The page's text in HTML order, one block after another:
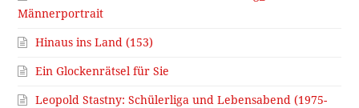
Männerportrait
Hinaus ins Land (153)
Ein Glockenrätsel für Sie
Leopold Stastny: Schülerliga und Lebensabend (1975-